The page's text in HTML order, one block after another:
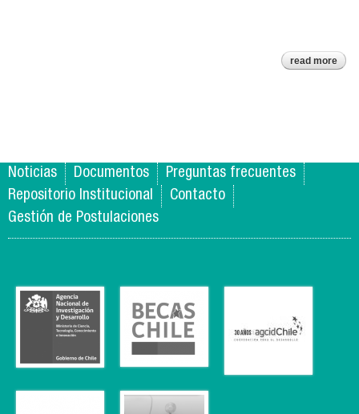
read more
Noticias Documentos
Preguntas frecuentes
Repositorio Institucional
Contacto
Gestión de Postulaciones